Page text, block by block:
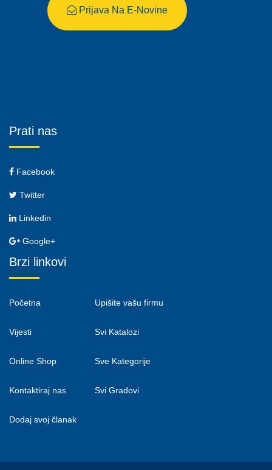
Prijava Na E-Novine
Prati nas
Facebook
Twitter
Linkedin
Google+
Brzi linkovi
Početna
Vijesti
Online Shop
Kontaktiraj nas
Dodaj svoj članak
Upišite vašu firmu
Svi Katalozi
Sve Kategorije
Svi Gradovi